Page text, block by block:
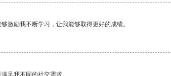
激励我不断学习，让我能够取得更好的成绩。
足我不同的社交需求。